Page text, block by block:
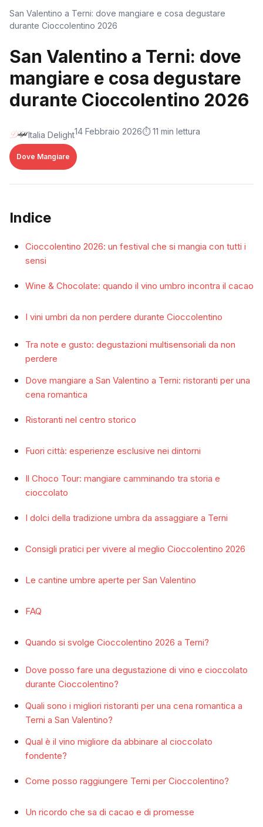
San Valentino a Terni: dove mangiare e cosa degustare
durante Cioccolentino 2026
San Valentino a Terni: dove
mangiare e cosa degustare
durante Cioccolentino 2026
Italia Delight14 Febbraio 2026⏱️ 11 min lettura
Dove Mangiare
Indice
Cioccolentino 2026: un festival che si mangia con tutti i
sensi
Wine & Chocolate: quando il vino umbro incontra il cacao
I vini umbri da non perdere durante Cioccolentino
Tra note e gusto: degustazioni multisensoriali da non
perdere
Dove mangiare a San Valentino a Terni: ristoranti per una
cena romantica
Ristoranti nel centro storico
Fuori città: esperienze esclusive nei dintorni
Il Choco Tour: mangiare camminando tra storia e
cioccolato
I dolci della tradizione umbra da assaggiare a Terni
Consigli pratici per vivere al meglio Cioccolentino 2026
Le cantine umbre aperte per San Valentino
FAQ
Quando si svolge Cioccolentino 2026 a Terni?
Dove posso fare una degustazione di vino e cioccolato
durante Cioccolentino?
Quali sono i migliori ristoranti per una cena romantica a
Terni a San Valentino?
Qual è il vino migliore da abbinare al cioccolato
fondente?
Come posso raggiungere Terni per Cioccolentino?
Un ricordo che sa di cacao e di promesse